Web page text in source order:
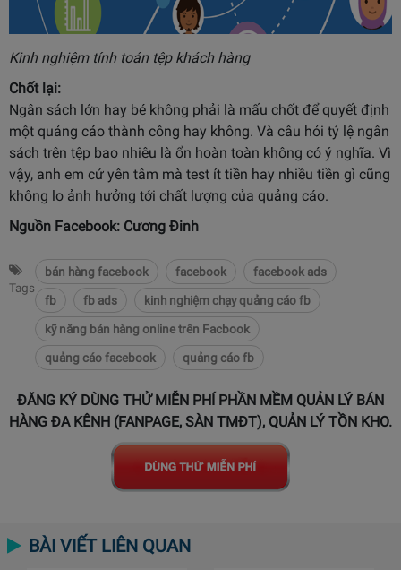
Kinh nghiệm tính toán tệp khách hàng
Chốt lại:
Ngân sách lớn hay bé không phải là mấu chốt để quyết định
một quảng cáo thành công hay không. Và câu hỏi tỷ lệ ngân
sách trên tệp bao nhiêu là ổn hoàn toàn không có ý nghĩa. Vì
vậy, anh em cứ yên tâm mà test ít tiền hay nhiều tiền gì cũng
không lo ảnh hưởng tới chất lượng của quảng cáo.
Nguồn Facebook: Cương Đinh
Tags
bán hàng facebook facebook
facebook ads
fb
fb ads
kinh nghiệm chạy quảng cáo fb
kỹ năng bán hàng online trên Facbook
quảng cáo facebook
quảng cáo fb
ĐĂNG KÝ DÙNG THỬ MIỄN PHÍ PHẦN MỀM QUẢN LÝ BÁN
HÀNG ĐA KÊNH (FANPAGE, SÀN TMĐT), QUẢN LÝ TỒN KHO.
BÀI VIẾT LIÊN QUAN